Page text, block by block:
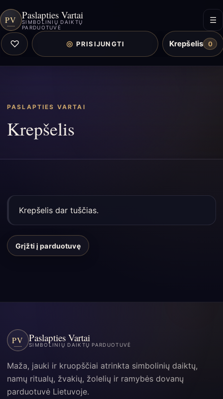
PV Paslapties Vartai
SIMBOLINIŲ DAIKTŲ
PARDUOTUVĖ
☰
♡ ◎ PRISIJUNGTI Krepšelis 0
PASLAPTIES VARTAI
Krepšelis
Krepšelis dar tuščias.
Grįžti į parduotuvę
PV Paslapties Vartai
SIMBOLINIŲ DAIKTŲ PARDUOTUVĖ
Maža, jauki ir kruopščiai atrinkta simbolinių daiktų,
namų ritualų, žvakių, žolelių ir ramybės dovanų
parduotuvė Lietuvoje.